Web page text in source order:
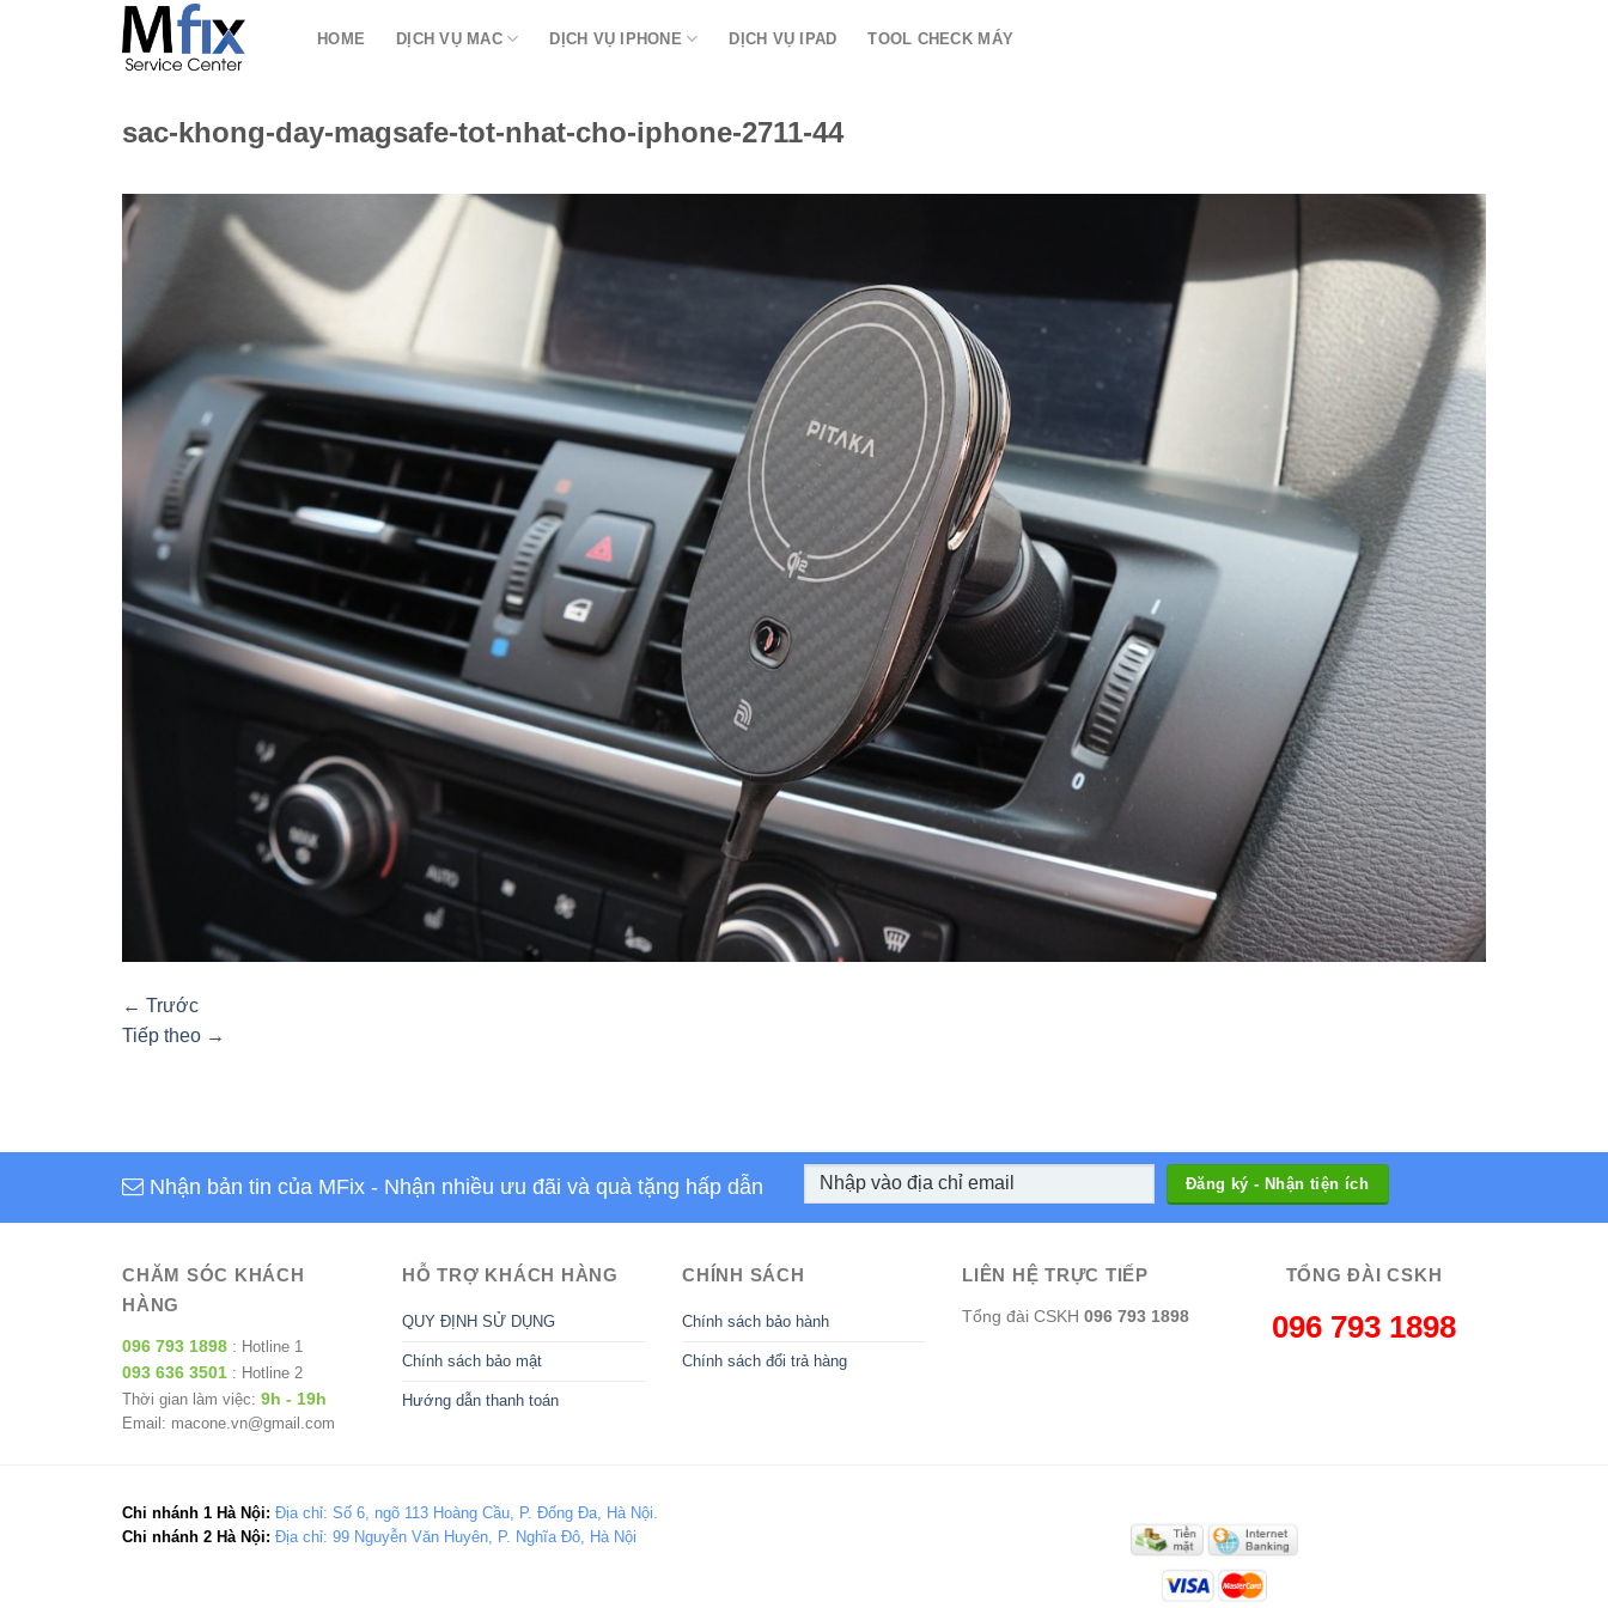
HOME DỊCH VỤ MAC DỊCH VỤ IPHONE DỊCH VỤ IPAD TOOL CHECK MÁY
sac-khong-day-magsafe-tot-nhat-cho-iphone-2711-44
← Trước
Tiếp theo →
Nhận bản tin của MFix - Nhận nhiều ưu đãi và quà tặng hấp dẫn
CHĂM SÓC KHÁCH
HÀNG
096 793 1898 : Hotline 1
093 636 3501 : Hotline 2
Thời gian làm việc: 9h - 19h
Email: macone.vn@gmail.com
HỖ TRỢ KHÁCH HÀNG
QUY ĐỊNH SỬ DỤNG
Chính sách bảo mật
Hướng dẫn thanh toán
CHÍNH SÁCH
Chính sách bảo hành
Chính sách đổi trả hàng
LIÊN HỆ TRỰC TIẾP
Tổng đài CSKH 096 793 1898
TỔNG ĐÀI CSKH
096 793 1898
Chi nhánh 1 Hà Nội: Địa chỉ: Số 6, ngõ 113 Hoàng Cầu, P. Đống Đa, Hà Nội.
Chi nhánh 2 Hà Nội: Địa chỉ: 99 Nguyễn Văn Huyên, P. Nghĩa Đô, Hà Nội